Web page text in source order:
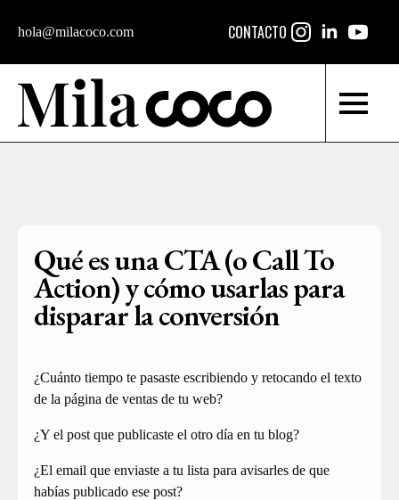
hola@milacoco.com CONTACTO
Qué es una CTA (o Call To
Action) y cómo usarlas para
disparar la conversión
¿Cuánto tiempo te pasaste escribiendo y retocando el texto
de la página de ventas de tu web?
¿Y el post que publicaste el otro día en tu blog?
¿El email que enviaste a tu lista para avisarles de que
habías publicado ese post?